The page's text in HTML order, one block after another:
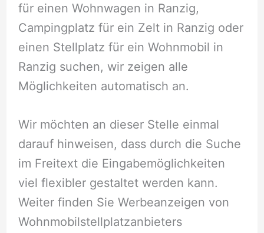
für einen Wohnwagen in Ranzig,
Campingplatz für ein Zelt in Ranzig oder
einen Stellplatz für ein Wohnmobil in
Ranzig suchen, wir zeigen alle
Möglichkeiten automatisch an.
Wir möchten an dieser Stelle einmal
darauf hinweisen, dass durch die Suche
im Freitext die Eingabemöglichkeiten
viel flexibler gestaltet werden kann.
Weiter finden Sie Werbeanzeigen von
Wohnmobilstellplatzanbieters